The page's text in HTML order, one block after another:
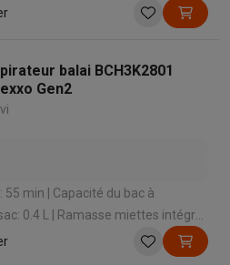
| Temps de charge: 300 min |
balai BCH3K2801
Gen2
55 min | Capacité du bac à
0.4 L | Ramasse miettes intégré:
de charge: 300 min | Niveau sonore: